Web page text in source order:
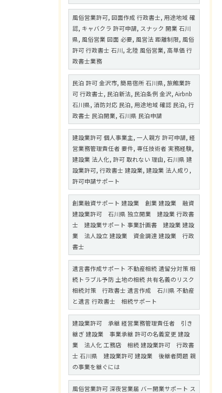
風俗営業許可, 図面作成 行政書士, 用途地域 確
認, キャバクラ 許可申請, スナック 開業 石川
県, 風俗営業 図面 必要, 風営法 距離制限, 風俗
許可 行政書士 石川, 北陸 風俗営業, 高単価 行
政書士業務
民泊 許可 金沢市, 簡易宿所 石川県, 旅館業許
可 行政書士, 民泊新法, 民泊条例 金沢, Airbnb
石川県, 消防対応 民泊, 用途地域 確認 民泊, 行
政書士 民泊開業, 石川県 民泊申請
建設業許可 個人事業主, 一人親方 許可申請, 経
営業務管理責任者 要件, 専任技術者 実務経験,
建設業 法人化, 許可 取れない 理由, 石川県 建
設業許可, 行政書士 建設業, 建設業 法人成り,
許可申請サポート
創業融資サポート 建設業 創業 建設業 融資
建設業許可 石川県 独立開業 建設業 行政書
士 建設業サポート 事業計画書 建設業 建設
業 法人設立 建設業 資金調達 建設業 行政
書士
遺言書作成サポート 不動産相続 遺留分対策 相
続トラブル予防 土地の相続 共有名義のリスク
相続対策 行政書士 遺言作成 石川県 不動産
と遺言 行政書士 相続サポート
建設業許可 承継 経営業務管理責任者 引き
継ぎ 建設業 事業承継 許可の名義変更 建設
業 法人化 工務店 相続 建設業許可 行政書
士 石川県 建設業許可 建設業 後継者問題 親
の事業を継ぐには
風俗営業許可 深夜営業届 バー開業サポート ス